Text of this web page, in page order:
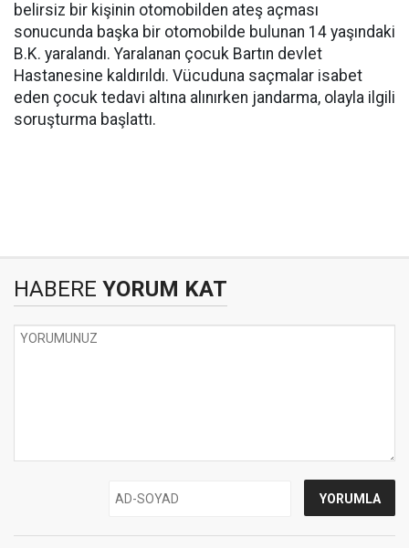
belirsiz bir kişinin otomobilden ateş açması
sonucunda başka bir otomobilde bulunan 14 yaşındaki
B.K. yaralandı. Yaralanan çocuk Bartın devlet
Hastanesine kaldırıldı. Vücuduna saçmalar isabet
eden çocuk tedavi altına alınırken jandarma, olayla ilgili
soruşturma başlattı.
HABERE YORUM KAT